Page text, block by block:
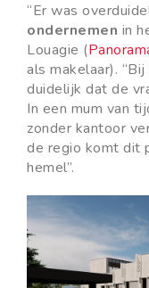
“Er was
ondernemen in
Louagie (
als makelaar).
duidelijk dat de
In een mum van
zonder kantoor
de regio komt dit
hemel”.